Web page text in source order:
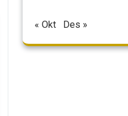
« Okt Des »